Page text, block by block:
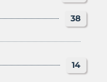
38
14